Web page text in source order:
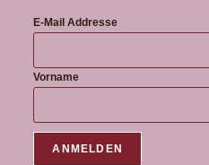
E-Mail Addresse
Vorname